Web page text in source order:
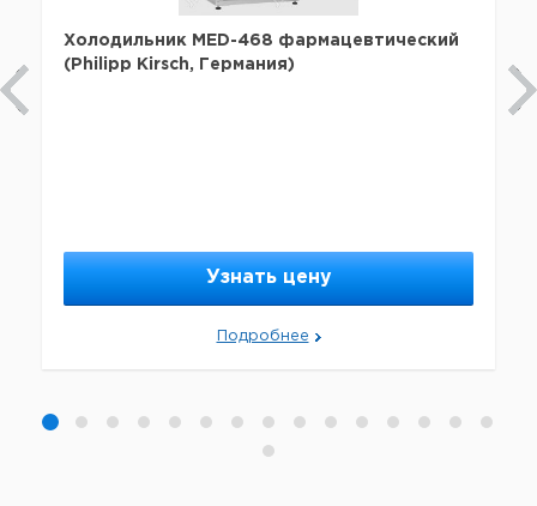
Холодильник MED-468 фармацевтический
(Philipp Kirsch, Германия)
Узнать цену
Подробнее